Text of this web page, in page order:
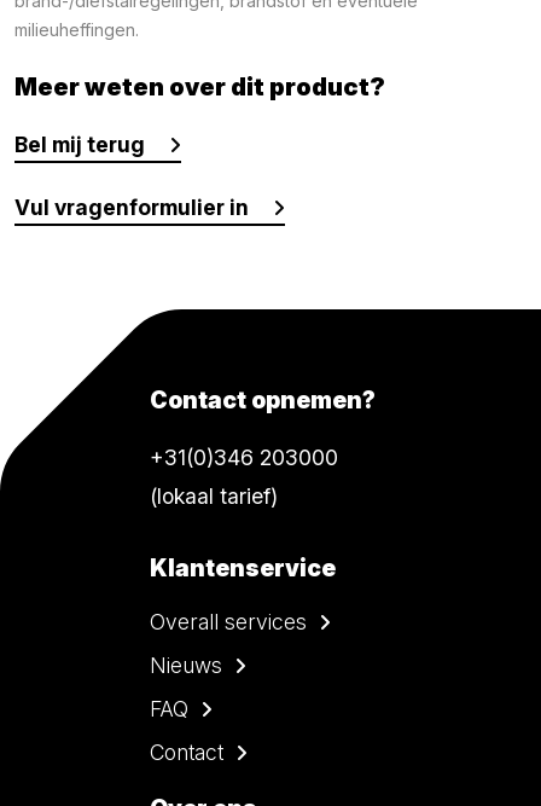
milieuheffingen.
Meer weten over dit product?
Bel mij terug
Vul vragenformulier in
Contact opnemen?
+31(0)346 203000
(lokaal tarief)
Klantenservice
Overall services
Nieuws
FAQ
Contact